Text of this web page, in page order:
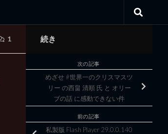
1 続き
次の記事
めざせ #世界一のクリスマスツ
リー の西畠 清順 氏 と オリー
ブの話 に感動できない件
前の記事
私製版 Flash Player 29.0.0.140